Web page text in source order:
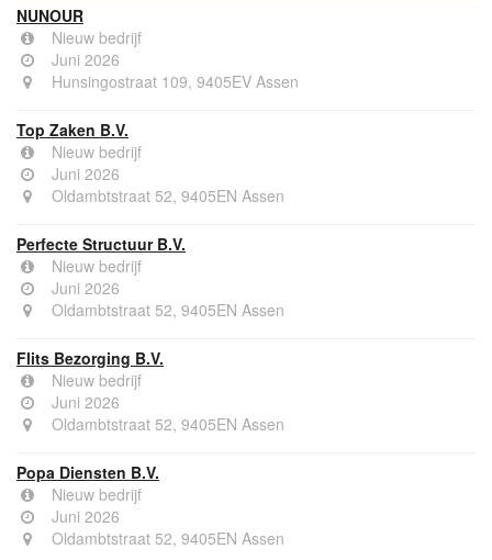
NUNOUR
Nieuw bedrijf
Juni 2026
Hunsingostraat 109, 9405EV Assen
Top Zaken B.V.
Nieuw bedrijf
Juni 2026
Oldambtstraat 52, 9405EN Assen
Perfecte Structuur B.V.
Nieuw bedrijf
Juni 2026
Oldambtstraat 52, 9405EN Assen
Flits Bezorging B.V.
Nieuw bedrijf
Juni 2026
Oldambtstraat 52, 9405EN Assen
Popa Diensten B.V.
Nieuw bedrijf
Juni 2026
Oldambtstraat 52, 9405EN Assen